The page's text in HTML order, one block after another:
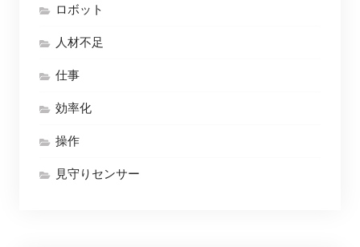
ロボット
人材不足
仕事
効率化
操作
見守りセンサー